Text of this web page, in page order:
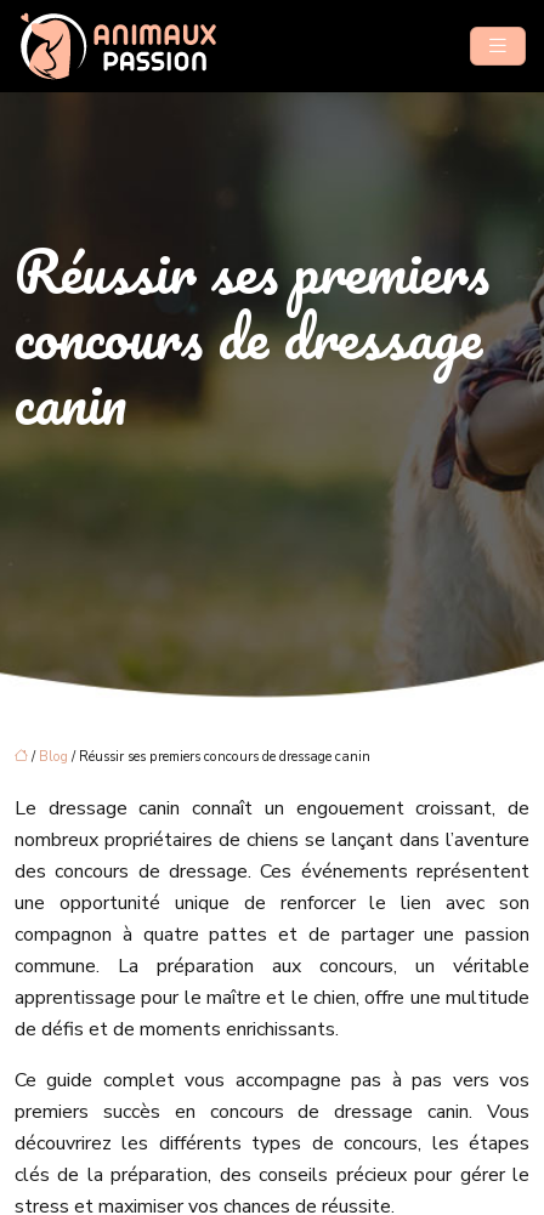
Réussir ses premiers
concours de dressage
canin
/ Blog / Réussir ses premiers concours de dressage canin
Le dressage canin connaît un engouement croissant, de
nombreux propriétaires de chiens se lançant dans l’aventure
des concours de dressage. Ces événements représentent
une opportunité unique de renforcer le lien avec son
compagnon à quatre pattes et de partager une passion
commune. La préparation aux concours, un véritable
apprentissage pour le maître et le chien, offre une multitude
de défis et de moments enrichissants.
Ce guide complet vous accompagne pas à pas vers vos
premiers succès en concours de dressage canin. Vous
découvrirez les différents types de concours, les étapes
clés de la préparation, des conseils précieux pour gérer le
stress et maximiser vos chances de réussite.